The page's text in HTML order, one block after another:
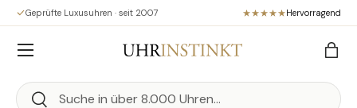
Direkt zum Inhalt
Geprüfte Luxusuhren · seit 2007 Hervorragend
Suchen
Suchen
Menü